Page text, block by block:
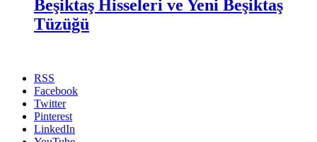
Beşiktaş Hisseleri ve Yeni Beşiktaş
Tüzüğü
RSS
Facebook
Twitter
Pinterest
LinkedIn